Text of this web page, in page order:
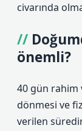
civarında
önemli?
40 gün rahim
dönmesi ve
verilen